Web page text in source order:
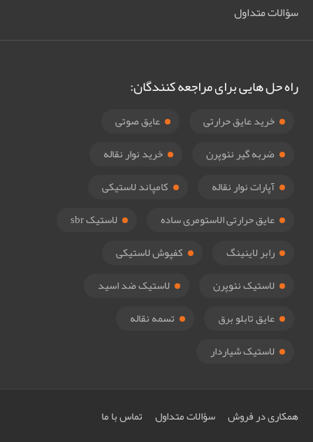
سؤالات متداول
راه حل هایی برای مراجعه کنندگان:
خرید عایق حرارتی
عایق صوتی
ضربه گیر نئوپرن
خرید نوار نقاله
آپارات نوار نقاله
کامپاند لاستیکی
عایق حرارتی الاستومری ساده
لاستیک sbr
رابر لاینینگ
کفپوش لاستیکی
لاستیک نئوپرن
لاستیک ضد اسید
عایق تابلو برق
تسمه نقاله
لاستیک شیاردار
همکاری در فروش سؤالات متداول تماس با ما